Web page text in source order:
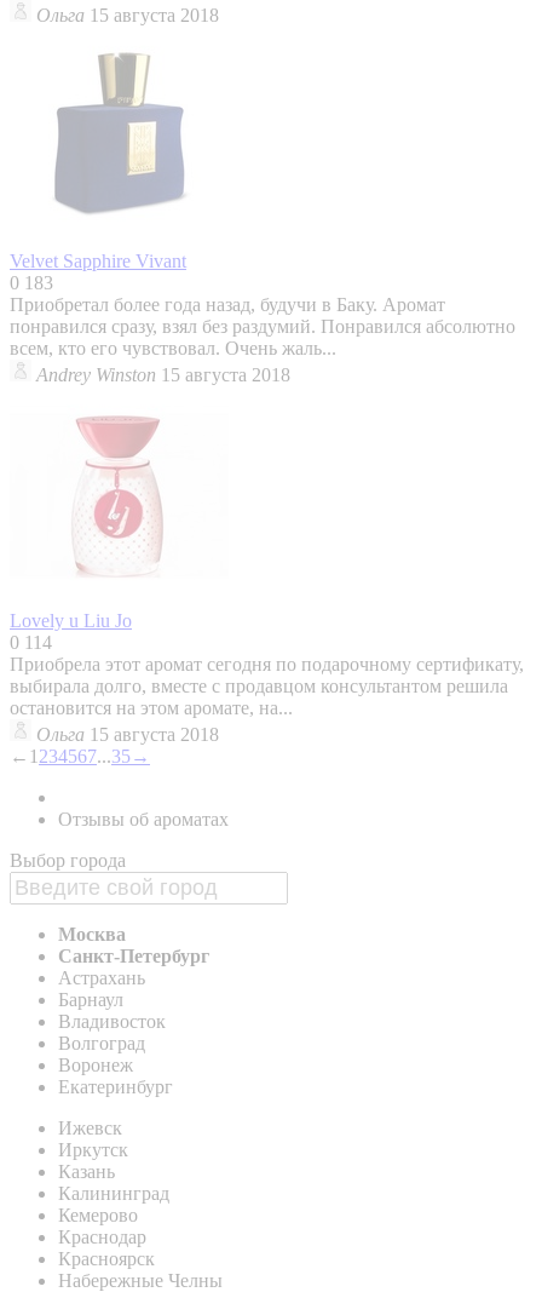
Ольга 15 августа 2018
Velvet Sapphire Vivant
0 183
Приобретал более года назад, будучи в Баку. Аромат
понравился сразу, взял без раздумий. Понравился абсолютно
всем, кто его чувствовал. Очень жаль...
Andrey Winston 15 августа 2018
Lovely u Liu Jo
0 114
Приобрела этот аромат сегодня по подарочному сертификату,
выбирала долго, вместе с продавцом консультантом решила
остановится на этом аромате, на...
Ольга 15 августа 2018
← 1 234567...35→
Отзывы об ароматах
Выбор города
Москва
Санкт-Петербург
Астрахань
Барнаул
Владивосток
Волгоград
Воронеж
Екатеринбург
Ижевск
Иркутск
Казань
Калининград
Кемерово
Краснодар
Красноярск
Набережные Челны